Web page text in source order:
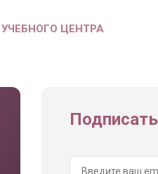
ЦЕНТРА